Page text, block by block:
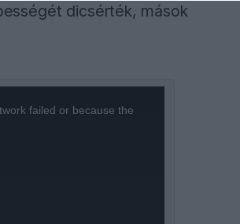
dicsérték, mások
failed or because the